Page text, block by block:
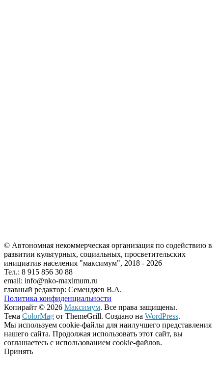
© Автономная некоммерческая организация по содействию в
развитии культурных, социальных, просветительских
инициатив населения "максимум", 2018 - 2026
Тел.: 8 915 856 30 88
email: info@nko-maximum.ru
главный редактор: Семендяев В.А.
Политика конфиденциальности
Копирайт © 2026 Максимум. Все права защищены.
Тема ColorMag от ThemeGrill. Создано на WordPress.
Мы используем cookie-файлы для наилучшего представления
нашего сайта. Продолжая использовать этот сайт, вы
соглашаетесь с использованием cookie-файлов.
Принять